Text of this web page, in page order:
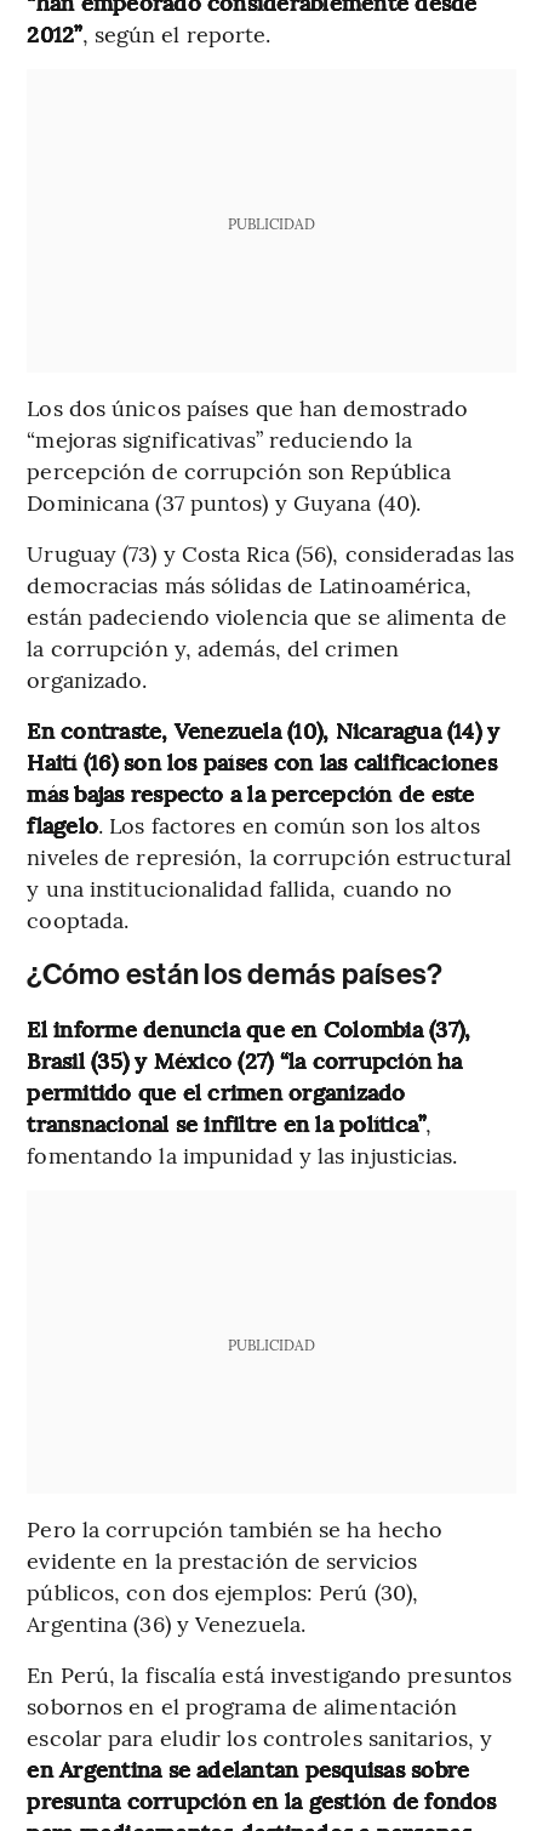
2012”, según el reporte.
PUBLICIDAD
Los dos únicos países que han demostrado
“mejoras significativas” reduciendo la
percepción de corrupción son República
Dominicana (37 puntos) y Guyana (40).
Uruguay (73) y Costa Rica (56), consideradas las
democracias más sólidas de Latinoamérica,
están padeciendo violencia que se alimenta de
la corrupción y, además, del crimen
organizado.
En contraste, Venezuela (10), Nicaragua (14) y
Haití (16) son los países con las calificaciones
más bajas respecto a la percepción de este
flagelo. Los factores en común son los altos
niveles de represión, la corrupción estructural
y una institucionalidad fallida, cuando no
cooptada.
¿Cómo están los demás países?
El informe denuncia que en Colombia (37),
Brasil (35) y México (27) “la corrupción ha
permitido que el crimen organizado
transnacional se infiltre en la política”,
fomentando la impunidad y las injusticias.
PUBLICIDAD
Pero la corrupción también se ha hecho
evidente en la prestación de servicios
públicos, con dos ejemplos: Perú (30),
Argentina (36) y Venezuela.
En Perú, la fiscalía está investigando presuntos
sobornos en el programa de alimentación
escolar para eludir los controles sanitarios, y
en Argentina se adelantan pesquisas sobre
presunta corrupción en la gestión de fondos